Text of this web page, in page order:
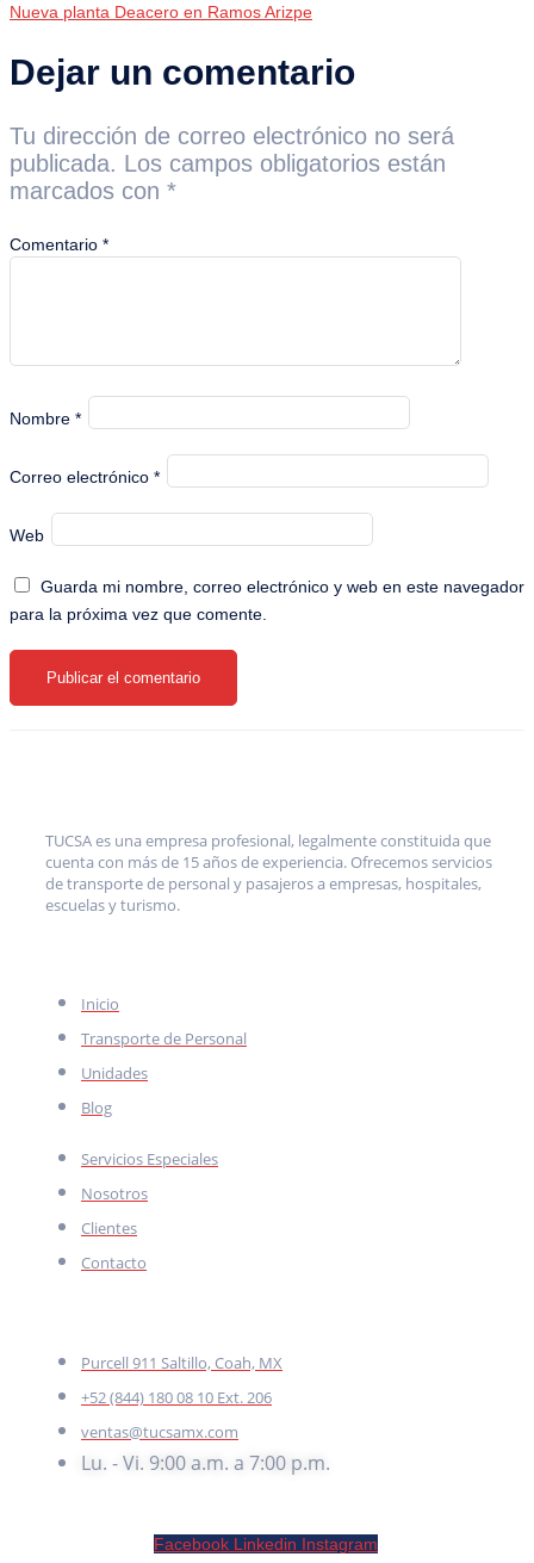
Nueva planta Deacero en Ramos Arizpe
Dejar un comentario
Tu dirección de correo electrónico no será
publicada. Los campos obligatorios están
marcados con *
Comentario *
Nombre *
Correo electrónico *
Web
Guarda mi nombre, correo electrónico y web en este navegador
para la próxima vez que comente.
TUCSA es una empresa profesional, legalmente constituida que
cuenta con más de 15 años de experiencia. Ofrecemos servicios
de transporte de personal y pasajeros a empresas, hospitales,
escuelas y turismo.
Inicio
Transporte de Personal
Unidades
Blog
Servicios Especiales
Nosotros
Clientes
Contacto
Purcell 911 Saltillo, Coah, MX
+52 (844) 180 08 10 Ext. 206
ventas@tucsamx.com
Lu. - Vi. 9:00 a.m. a 7:00 p.m.
Facebook Linkedin Instagram